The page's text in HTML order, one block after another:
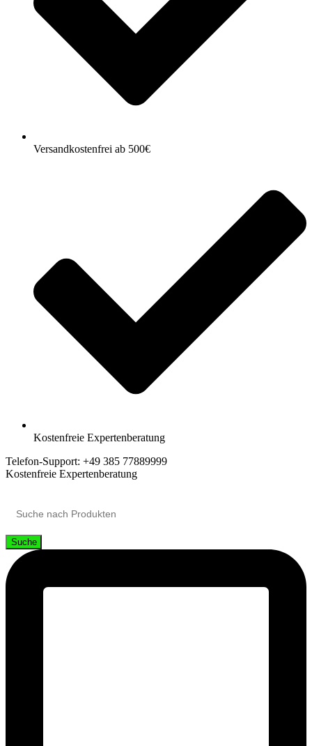
Versandkostenfrei ab 500€
Kostenfreie Expertenberatung
Telefon-Support: +49 385 77889999
Kostenfreie Expertenberatung
Suche